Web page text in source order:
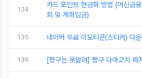
134
카드 포인트 현금화 방법 (여신금
회 및 계좌입금)
135 네이버 무료 이모티콘(스티커) 다
136 [짱구는 못말려] 짱구 다마고치 파